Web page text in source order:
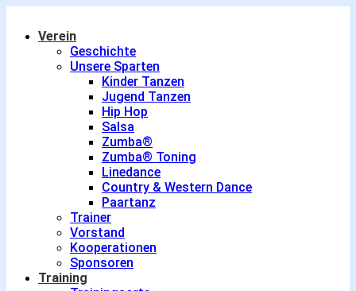
Verein
Geschichte
Unsere Sparten
Kinder Tanzen
Jugend Tanzen
Hip Hop
Salsa
Zumba®
Zumba® Toning
Linedance
Country & Western Dance
Paartanz
Trainer
Vorstand
Kooperationen
Sponsoren
Training